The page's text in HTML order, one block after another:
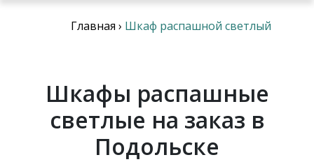
Главная › Шкаф распашной светлый
Шкафы распашные
светлые на заказ в
Подольске